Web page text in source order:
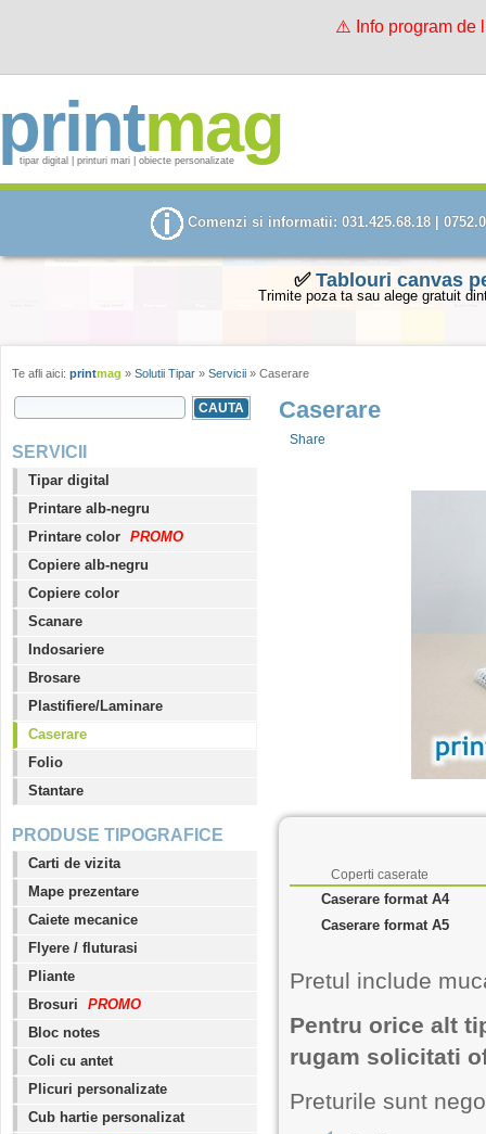
⚠️ Info program de
mag
tipar digital | printuri mari | obiecte personalizate
Comenzi si informatii: 031.425.68.18 |
✅ Tablouri canvas
Trimite poza ta sau alege gratuit
Te afli aici: printmag » Solutii Tipar » Servicii » Caserare
SEARCH FORM
SERVICII
Tipar digital
Printare alb-negru
Printare color PROMO
Copiere alb-negru
Copiere color
Scanare
Indosariere
Brosare
Plastifiere/Laminare
Caserare
Folio
Stantare
PRODUSE TIPOGRAFICE
Carti de vizita
Mape prezentare
Caiete mecanice
Flyere / fluturasi
Pliante
Brosuri
PROMO
Bloc notes
Coli cu antet
Plicuri personalizate
Cub hartie personalizat
Caserare
Share
Coperti caserate
Caserare format A4
Caserare format A5
Pretul include
Pentru orice alt
rugam solicitati
Preturile sunt